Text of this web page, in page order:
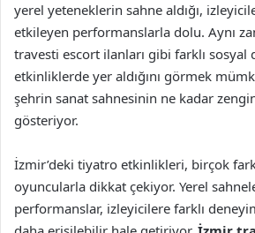
yerel yeteneklerin sahne aldığı,
etkileyen performanslarla dolu. Aynı
travesti escort ilanları gibi farklı
etkinliklerde yer aldığını görmek
şehrin sanat sahnesinin ne kadar
gösteriyor.
İzmir’deki tiyatro etkinlikleri, birçok
oyuncularla dikkat çekiyor. Yerel
performanslar, izleyicilere farklı